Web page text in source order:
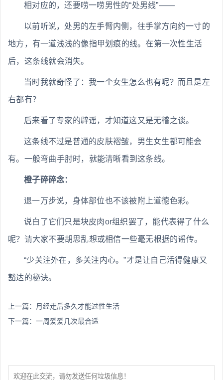
相对应的，还要唠一唠男性的“处男线”——
以前听说，处男的左手臂内侧，往手掌方向约一寸的
地方，有一道浅浅的像指甲划痕的线。在第一次性生活
后，这条线就会消失。
当时我就奇怪了：我一个女生怎么也有呢？而且是左
右都有？
后来看了专家的辟谣，才知道这又是无稽之谈。
这条线不过是普通的皮肤褶皱，男生女生都可能会
有。一般弯曲手肘时，就能清晰看到这条线。
橙子碎碎念：
退一万步说，身体部位也不该被附上道德色彩。
说白了它们只是块皮肉or组织罢了，能代表得了什么
呢？请大家不要胡思乱想或相信一些毫无根据的谣传。
“少关注外在，多关注内心。”才是让自己活得健康又
豁达的秘诀。
上一篇： 月经走后多久才能过性生活
下一篇： 一周爱爱几次最合适